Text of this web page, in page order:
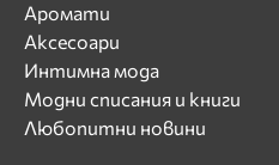
Аромати
Аксесоари
Интимна мода
Модни списания и книги
Любопитни новини